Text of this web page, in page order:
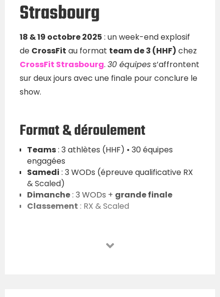
Strasbourg
18 & 19 octobre 2025 : un week-end explosif
de CrossFit au format team de 3 (HHF) chez
CrossFit Strasbourg. 30 équipess’affrontent
sur deux jours avec une finale pour conclure le
show.
Format & déroulement
Teams: 3 athlètes (HHF) • 30 équipes
engagées
Samedi : 3 WODs (épreuve qualificative RX
& Scaled)
Dimanche: 3 WODs + grande finale
Classement : RX & Scaled
Standards RX (référence)